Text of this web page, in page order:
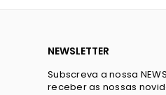
NEWSLETTER
Subscreva a nossa
receber as nossas